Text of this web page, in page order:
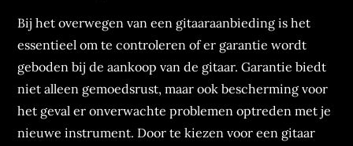
Bij het overwegen van een gitaaraanbieding is het
essentieel om te controleren of er garantie wordt
geboden bij de aankoop van de gitaar. Garantie biedt
niet alleen gemoedsrust, maar ook bescherming voor
het geval er onverwachte problemen optreden met je
nieuwe instrument. Door te kiezen voor een gitaar